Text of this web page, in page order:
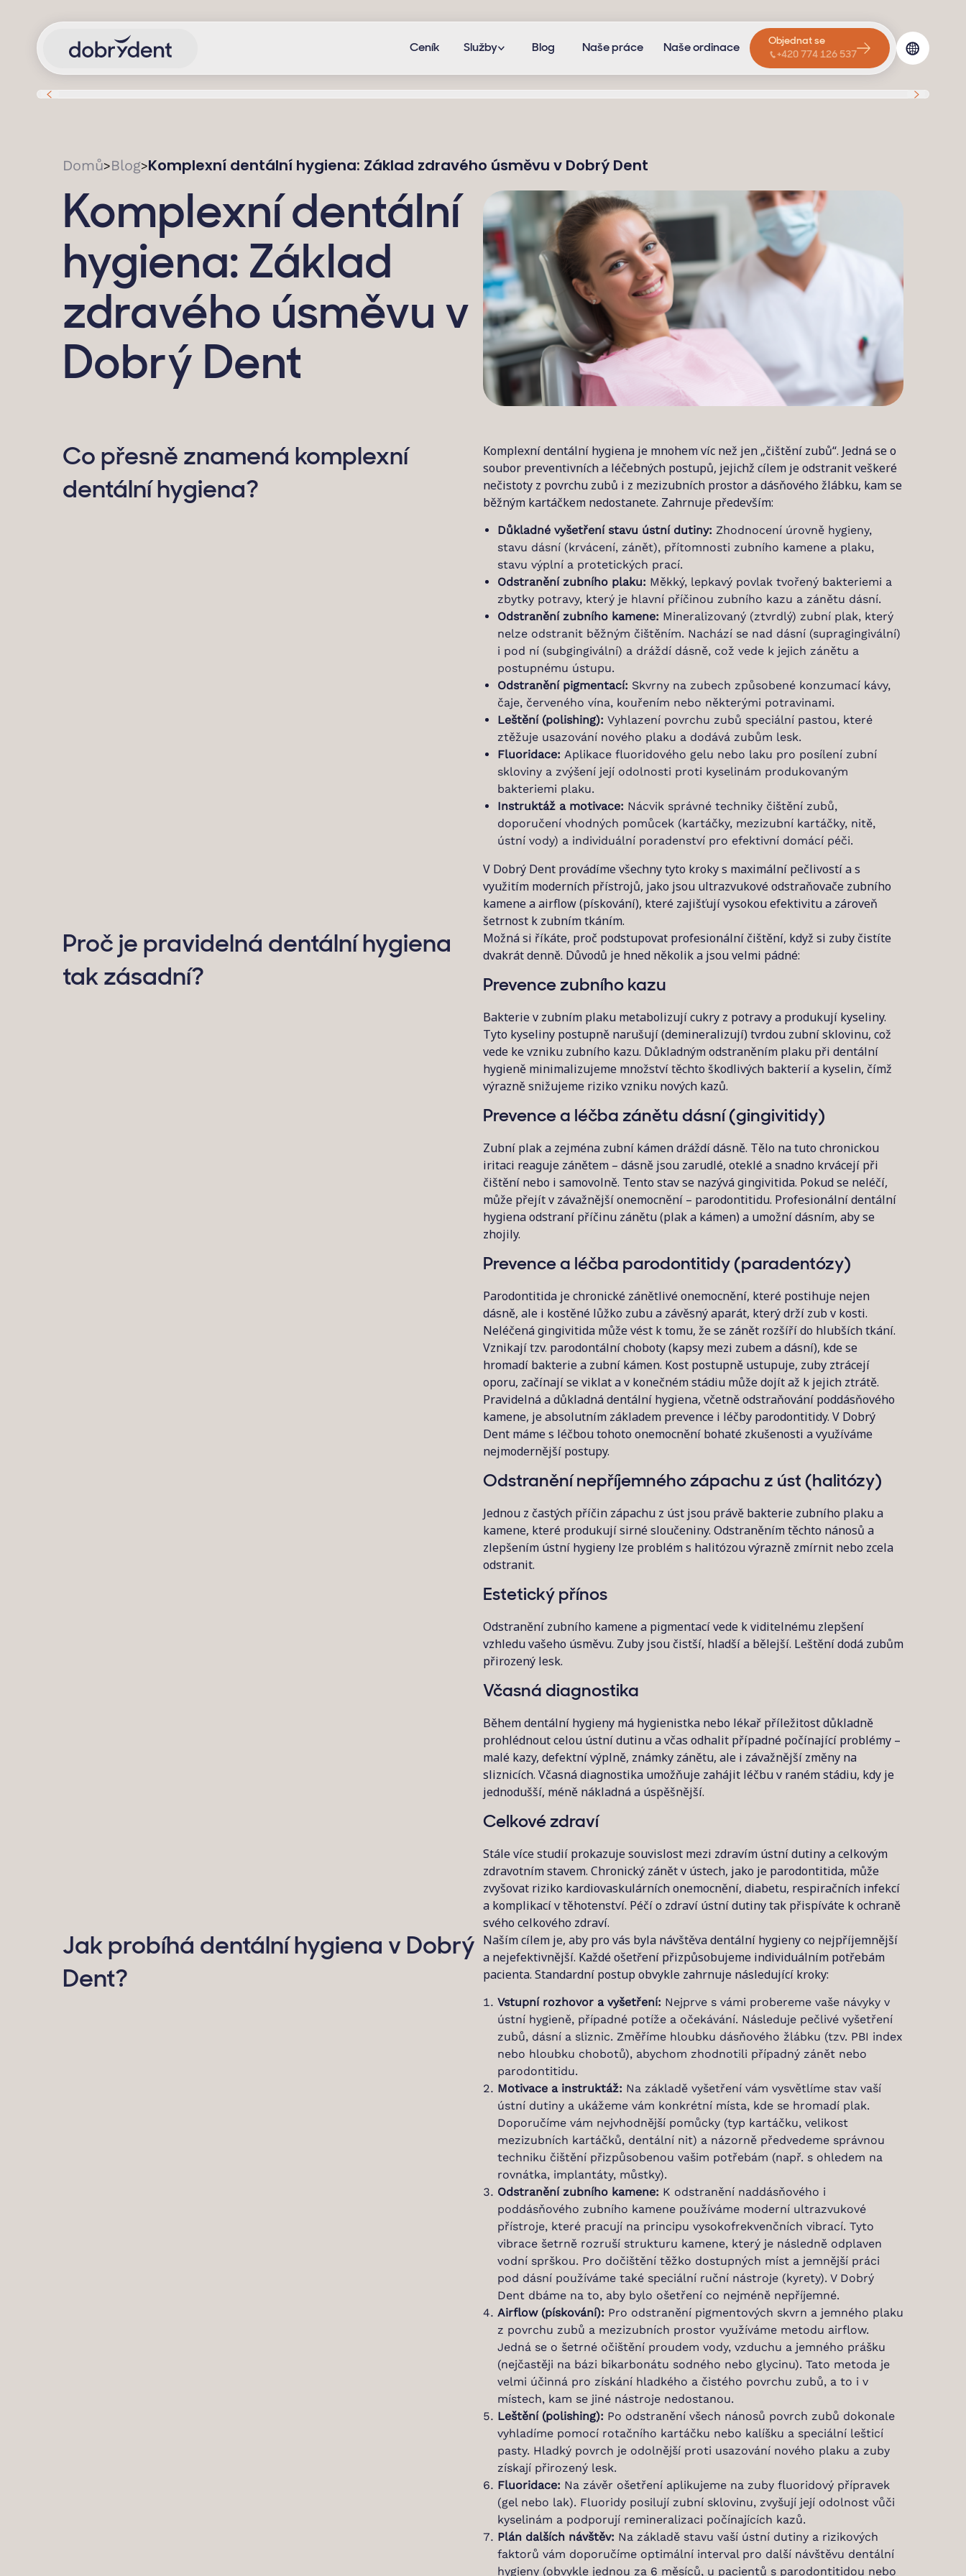
Ceník Služby Blog Naše práce Naše ordinace
Objednat se
+420 774 126 537
Domů>Blog>Komplexní dentální hygiena: Základ zdravého úsměvu v Dobrý Dent
Komplexní dentální
hygiena: Základ
zdravého úsměvu v
Dobrý Dent
Co přesně znamená komplexní
dentální hygiena?
Komplexní dentální hygiena je mnohem víc než jen „čištění zubů“. Jedná se o
soubor preventivních a léčebných postupů, jejichž cílem je odstranit veškeré
nečistoty z povrchu zubů i z mezizubních prostor a dásňového žlábku, kam se
běžným kartáčkem nedostanete. Zahrnuje především:
Důkladné vyšetření stavu ústní dutiny: Zhodnocení úrovně hygieny,
stavu dásní (krvácení, zánět), přítomnosti zubního kamene a plaku,
stavu výplní a protetických prací.
Odstranění zubního plaku: Měkký, lepkavý povlak tvořený bakteriemi a
zbytky potravy, který je hlavní příčinou zubního kazu a zánětu dásní.
Odstranění zubního kamene: Mineralizovaný (ztvrdlý) zubní plak, který
nelze odstranit běžným čištěním. Nachází se nad dásní (supragingivální)
i pod ní (subgingivální) a dráždí dásně, což vede k jejich zánětu a
postupnému ústupu.
Odstranění pigmentací: Skvrny na zubech způsobené konzumací kávy,
čaje, červeného vína, kouřením nebo některými potravinami.
Leštění (polishing): Vyhlazení povrchu zubů speciální pastou, které
ztěžuje usazování nového plaku a dodává zubům lesk.
Fluoridace: Aplikace fluoridového gelu nebo laku pro posílení zubní
skloviny a zvýšení její odolnosti proti kyselinám produkovaným
bakteriemi plaku.
Instruktáž a motivace: Nácvik správné techniky čištění zubů,
doporučení vhodných pomůcek (kartáčky, mezizubní kartáčky, nitě,
ústní vody) a individuální poradenství pro efektivní domácí péči.
V Dobrý Dent provádíme všechny tyto kroky s maximální pečlivostí a s
využitím moderních přístrojů, jako jsou ultrazvukové odstraňovače zubního
kamene a airflow (pískování), které zajišťují vysokou efektivitu a zároveň
šetrnost k zubním tkáním.
Proč je pravidelná dentální hygiena
tak zásadní?
Možná si říkáte, proč podstupovat profesionální čištění, když si zuby čistíte
dvakrát denně. Důvodů je hned několik a jsou velmi pádné:
Prevence zubního kazu
Bakterie v zubním plaku metabolizují cukry z potravy a produkují kyseliny.
Tyto kyseliny postupně narušují (demineralizují) tvrdou zubní sklovinu, což
vede ke vzniku zubního kazu. Důkladným odstraněním plaku při dentální
hygieně minimalizujeme množství těchto škodlivých bakterií a kyselin, čímž
výrazně snižujeme riziko vzniku nových kazů.
Prevence a léčba zánětu dásní (gingivitidy)
Zubní plak a zejména zubní kámen dráždí dásně. Tělo na tuto chronickou
iritaci reaguje zánětem – dásně jsou zarudlé, oteklé a snadno krvácejí při
čištění nebo i samovolně. Tento stav se nazývá gingivitida. Pokud se neléčí,
může přejít v závažnější onemocnění – parodontitidu. Profesionální dentální
hygiena odstraní příčinu zánětu (plak a kámen) a umožní dásním, aby se
zhojily.
Prevence a léčba parodontitidy (paradentózy)
Parodontitida je chronické zánětlivé onemocnění, které postihuje nejen
dásně, ale i kostěné lůžko zubu a závěsný aparát, který drží zub v kosti.
Neléčená gingivitida může vést k tomu, že se zánět rozšíří do hlubších tkání.
Vznikají tzv. parodontální choboty (kapsy mezi zubem a dásní), kde se
hromadí bakterie a zubní kámen. Kost postupně ustupuje, zuby ztrácejí
oporu, začínají se viklat a v konečném stádiu může dojít až k jejich ztrátě.
Pravidelná a důkladná dentální hygiena, včetně odstraňování poddásňového
kamene, je absolutním základem prevence i léčby parodontitidy. V Dobrý
Dent máme s léčbou tohoto onemocnění bohaté zkušenosti a využíváme
nejmodernější postupy.
Odstranění nepříjemného zápachu z úst (halitózy)
Jednou z častých příčin zápachu z úst jsou právě bakterie zubního plaku a
kamene, které produkují sirné sloučeniny. Odstraněním těchto nánosů a
zlepšením ústní hygieny lze problém s halitózou výrazně zmírnit nebo zcela
odstranit.
Estetický přínos
Odstranění zubního kamene a pigmentací vede k viditelnému zlepšení
vzhledu vašeho úsměvu. Zuby jsou čistší, hladší a bělejší. Leštění dodá zubům
přirozený lesk.
Včasná diagnostika
Během dentální hygieny má hygienistka nebo lékař příležitost důkladně
prohlédnout celou ústní dutinu a včas odhalit případné počínající problémy –
malé kazy, defektní výplně, známky zánětu, ale i závažnější změny na
sliznicích. Včasná diagnostika umožňuje zahájit léčbu v raném stádiu, kdy je
jednodušší, méně nákladná a úspěšnější.
Celkové zdraví
Stále více studií prokazuje souvislost mezi zdravím ústní dutiny a celkovým
zdravotním stavem. Chronický zánět v ústech, jako je parodontitida, může
zvyšovat riziko kardiovaskulárních onemocnění, diabetu, respiračních infekcí
a komplikací v těhotenství. Péčí o zdraví ústní dutiny tak přispíváte k ochraně
svého celkového zdraví.
Jak probíhá dentální hygiena v Dobrý
Dent?
Naším cílem je, aby pro vás byla návštěva dentální hygieny co nejpříjemnější
a nejefektivnější. Každé ošetření přizpůsobujeme individuálním potřebám
pacienta. Standardní postup obvykle zahrnuje následující kroky:
Vstupní rozhovor a vyšetření: Nejprve s vámi probereme vaše návyky v
ústní hygieně, případné potíže a očekávání. Následuje pečlivé vyšetření
zubů, dásní a sliznic. Změříme hloubku dásňového žlábku (tzv. PBI index
nebo hloubku chobotů), abychom zhodnotili případný zánět nebo
parodontitidu.
Motivace a instruktáž: Na základě vyšetření vám vysvětlíme stav vaší
ústní dutiny a ukážeme vám konkrétní místa, kde se hromadí plak.
Doporučíme vám nejvhodnější pomůcky (typ kartáčku, velikost
mezizubních kartáčků, dentální nit) a názorně předvedeme správnou
techniku čištění přizpůsobenou vašim potřebám (např. s ohledem na
rovnátka, implantáty, můstky).
Odstranění zubního kamene: K odstranění naddásňového i
poddásňového zubního kamene používáme moderní ultrazvukové
přístroje, které pracují na principu vysokofrekvenčních vibrací. Tyto
vibrace šetrně rozruší strukturu kamene, který je následně odplaven
vodní sprškou. Pro dočištění těžko dostupných míst a jemnější práci
pod dásní používáme také speciální ruční nástroje (kyrety). V Dobrý
Dent dbáme na to, aby bylo ošetření co nejméně nepříjemné.
Airflow (pískování): Pro odstranění pigmentových skvrn a jemného plaku
z povrchu zubů a mezizubních prostor využíváme metodu airflow.
Jedná se o šetrné očištění proudem vody, vzduchu a jemného prášku
(nejčastěji na bázi bikarbonátu sodného nebo glycinu). Tato metoda je
velmi účinná pro získání hladkého a čistého povrchu zubů, a to i v
místech, kam se jiné nástroje nedostanou.
Leštění (polishing): Po odstranění všech nánosů povrch zubů dokonale
vyhladíme pomocí rotačního kartáčku nebo kalíšku a speciální lešticí
pasty. Hladký povrch je odolnější proti usazování nového plaku a zuby
získají přirozený lesk.
Fluoridace: Na závěr ošetření aplikujeme na zuby fluoridový přípravek
(gel nebo lak). Fluoridy posilují zubní sklovinu, zvyšují její odolnost vůči
kyselinám a podporují remineralizaci počínajících kazů.
Plán dalších návštěv: Na základě stavu vaší ústní dutiny a rizikových
faktorů vám doporučíme optimální interval pro další návštěvu dentální
hygieny (obvykle jednou za 6 měsíců, u pacientů s parodontitidou nebo